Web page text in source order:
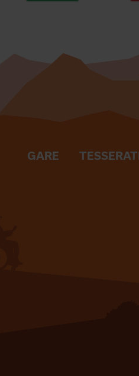
GARE TESSERATI